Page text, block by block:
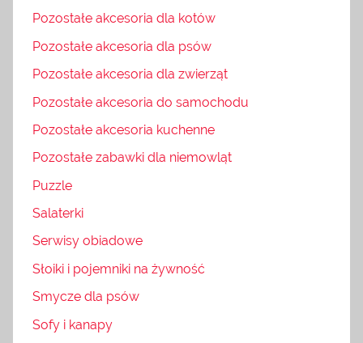
Pozostałe akcesoria dla kotów
Pozostałe akcesoria dla psów
Pozostałe akcesoria dla zwierząt
Pozostałe akcesoria do samochodu
Pozostałe akcesoria kuchenne
Pozostałe zabawki dla niemowląt
Puzzle
Salaterki
Serwisy obiadowe
Słoiki i pojemniki na żywność
Smycze dla psów
Sofy i kanapy